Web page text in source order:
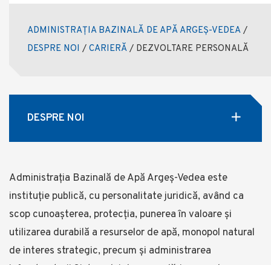
ADMINISTRAȚIA BAZINALĂ DE APĂ ARGEȘ-VEDEA /
DESPRE NOI / CARIERĂ / DEZVOLTARE PERSONALĂ
DESPRE NOI
Administrația Bazinală de Apă Argeș-Vedea este
instituție publică, cu personalitate juridică, având ca
scop cunoașterea, protecția, punerea în valoare și
utilizarea durabilă a resurselor de apă, monopol natural
de interes strategic, precum și administrarea